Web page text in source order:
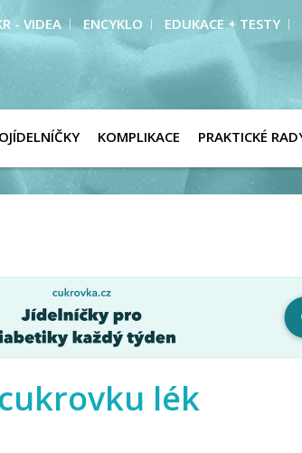
- VIDEA ENCYKLO EDUKACE + TESTY
KOMPLIKACE PRAKTICKÉ
lék